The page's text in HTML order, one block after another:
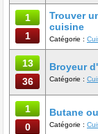
1
1
Trouver
cuisine
Catégorie :
13
36
Broyeur
Catégorie :
1
0
Butane
Catégorie :